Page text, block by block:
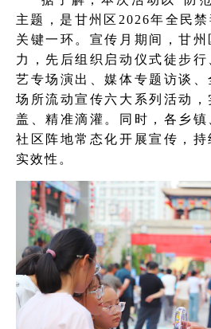
主题，是甘州区2026年全民
关键一环。宣传月期间，甘
力，先后组织启动仪式徒步
艺专场演出、媒体专题访谈
场所流动宣传六大系列活动
盖、精准滴灌。同时，各乡镇
社区阵地常态化开展宣传，
实效性。